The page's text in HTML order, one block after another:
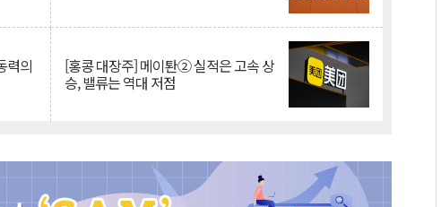
력의 [홍콩 대장주] 메이퇀② 실적은 고속 상
승, 밸류는 역대 저점